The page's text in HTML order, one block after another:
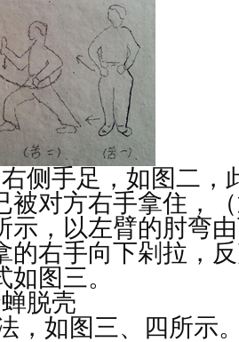
侧手足，如图二，
被对方右手拿住，
示，以左臂的肘弯
的右手向下剁拉，
图三。
脱壳
，如图三、四所示